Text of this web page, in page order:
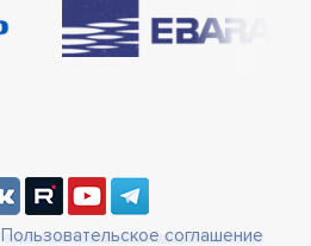
Пользовательское соглашение